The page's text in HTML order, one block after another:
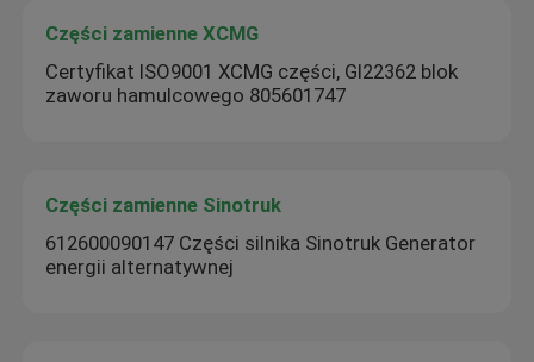
Części zamienne XCMG
Certyfikat ISO9001 XCMG części, Gl22362 blok
zaworu hamulcowego 805601747
Części zamienne Sinotruk
612600090147 Części silnika Sinotruk Generator
energii alternatywnej